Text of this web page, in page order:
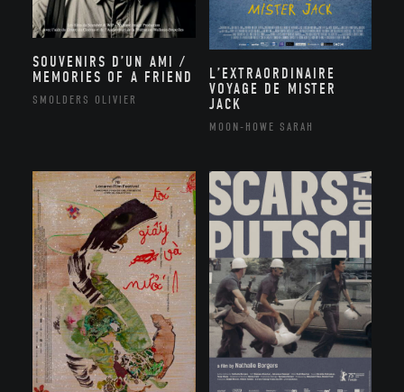
SOUVENIRS D’UN AMI /
MEMORIES OF A FRIEND
SMOLDERS OLIVIER
L’EXTRAORDINAIRE
VOYAGE DE MISTER
JACK
MOON-HOWE SARAH